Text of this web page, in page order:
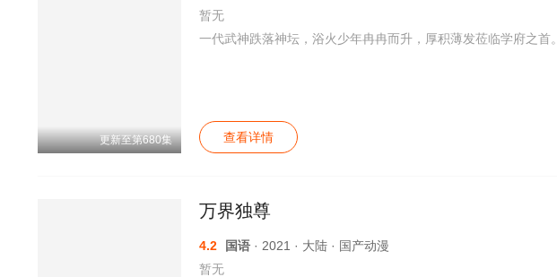
更新至第680集
暂无
一代武神跌落神坛，浴火少年冉冉而升，厚积薄发莅临学府之首。
查看详情
万界独尊
4.2 国语 · 2021 · 大陆 · 国产动漫
暂无